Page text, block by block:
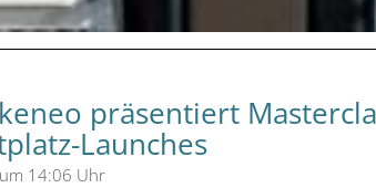
präsentiert
Launches
14:06 Uhr